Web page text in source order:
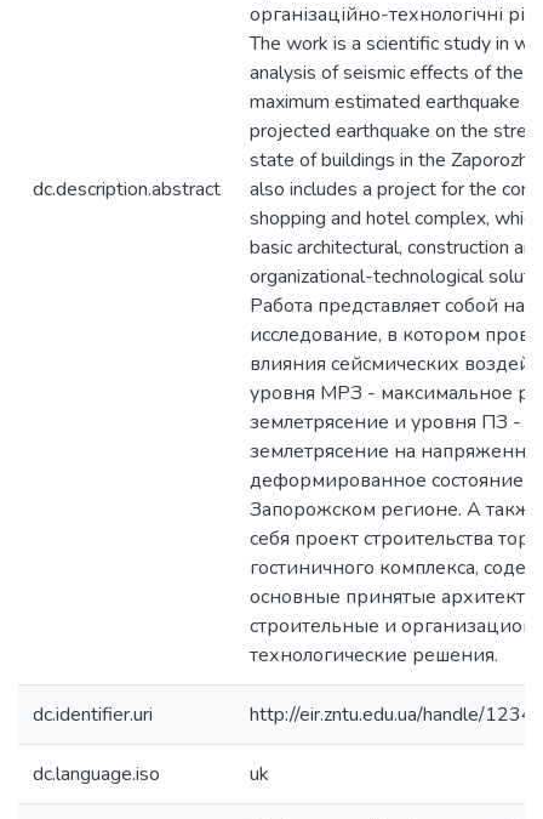
dc.description.abstract
організаційно-технологічні
The work is a scientific study in
analysis of seismic effects of the
maximum estimated earthquake
projected earthquake on the
state of buildings in the
also includes a project for the
shopping and hotel complex,
basic architectural, construction and
organizational-technological
Работа представляет собой
исследование, в котором
влияния сейсмических
уровня МРЗ - максимальное
землетрясение и уровня ПЗ -
землетрясение на
деформированное состояние
Запорожском регионе. А
себя проект строительства
гостиничного комплекса,
основные принятые
строительные и
технологические решения.
dc.identifier.uri http://eir.zntu.edu.ua/handle/
dc.language.iso uk